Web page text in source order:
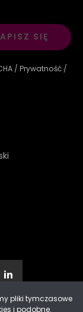
SIĘ
/ Prywatność /
pliki tymczasowe
i podobne.